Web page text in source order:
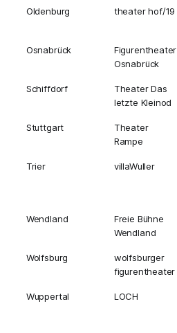
Oldenburg theater hof/19
Osnabrück
Figurentheater
Osnabrück
Schiffdorf
Theater Das
letzte Kleinod
Stuttgart
Theater
Rampe
Trier villaWuller
Wendland
Freie Bühne
Wendland
Wolfsburg
wolfsburger
figurentheater
Wuppertal LOCH